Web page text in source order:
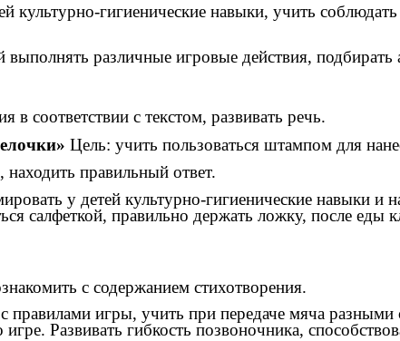
культурно-гигиенические навыки, учить
выполнять различные игровые действия,
в соответствии с текстом, развивать речь.
Цель: учить пользоваться штампом для
правильный ответ.
у детей культурно-гигиенические навыки и
салфеткой, правильно держать ложку, после еды
с содержанием стихотворения.
правилами игры, учить при передаче мяча разными
Развивать гибкость позвоночника,